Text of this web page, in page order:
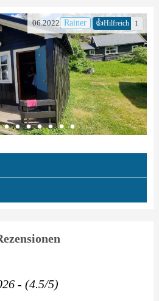
06.2022 Rainer 👍Hilfreich 1
- (4.5/5)